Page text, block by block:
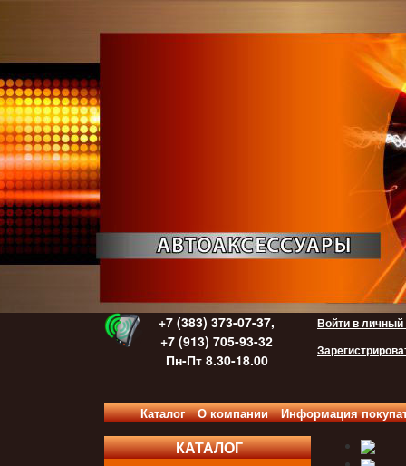
+7 (383) 373-07-37,
+7 (913) 705-93-32
Пн-Пт 8.30-18.00
Войти в личный
Каталог О компании Информация
КАТАЛОГ